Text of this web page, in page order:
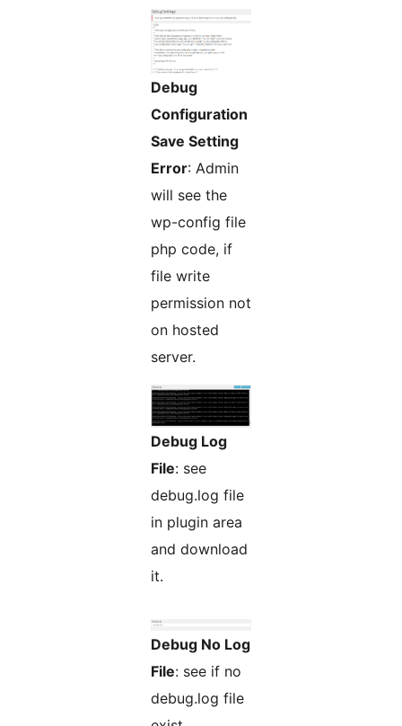
Debug
Configuration
Save Setting
Error: Admin
will see the
wp-config file
php code, if
file write
permission not
on hosted
server.
Debug Log
File: see
debug.log file
in plugin area
and download
it.
Debug No Log
File: see if no
debug.log file